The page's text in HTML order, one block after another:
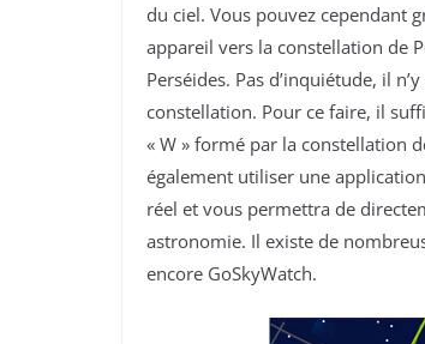
du ciel. Vous pouvez cependant
appareil vers la constellation de
Perséides. Pas d’inquiétude, il
constellation. Pour ce faire, il
« W » formé par la constellation
également utiliser une
réel et vous permettra de
astronomie. Il existe de
encore GoSkyWatch.